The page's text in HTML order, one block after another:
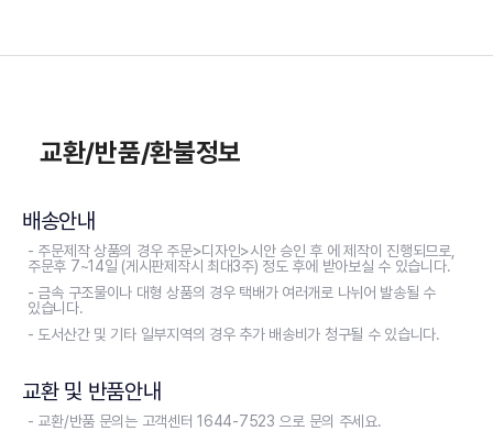
교환/반품/환불정보
배송안내
- 주문제작 상품의 경우 주문>디자인>시안 승인 후 에 제작이 진행되므로,
주문후 7~14일 (게시판제작시 최대3주) 정도 후에 받아보실 수 있습니다.
- 금속 구조물이나 대형 상품의 경우 택배가 여러개로 나뉘어 발송될 수
있습니다.
- 도서산간 및 기타 일부지역의 경우 추가 배송비가 청구될 수 있습니다.
교환 및 반품안내
- 교환/반품 문의는 고객센터 1644-7523 으로 문의 주세요.